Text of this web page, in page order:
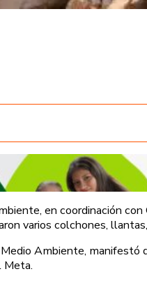
en coordinación
varios colchones,
Ambiente, manifestó
Meta.